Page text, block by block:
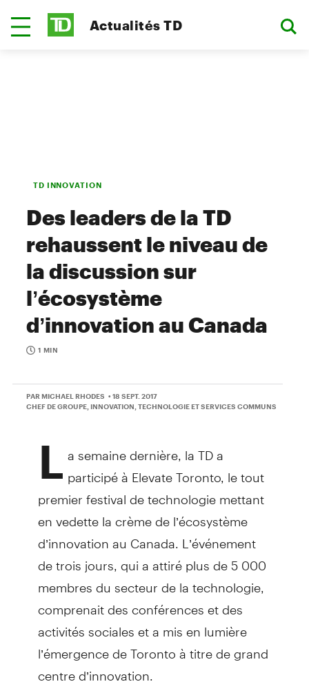
Actualités TD
TD INNOVATION
Des leaders de la TD
rehaussent le niveau de
la discussion sur
l’écosystème
d’innovation au Canada
1 MIN
PAR MICHAEL RHODES • 18 SEPT. 2017
CHEF DE GROUPE, INNOVATION, TECHNOLOGIE ET SERVICES COMMUNS
L a semaine dernière, la TD a
participé à Elevate Toronto, le tout
premier festival de technologie mettant
en vedette la crème de l’écosystème
d’innovation au Canada. L’événement
de trois jours, qui a attiré plus de 5 000
membres du secteur de la technologie,
comprenait des conférences et des
activités sociales et a mis en lumière
l’émergence de Toronto à titre de grand
centre d’innovation.